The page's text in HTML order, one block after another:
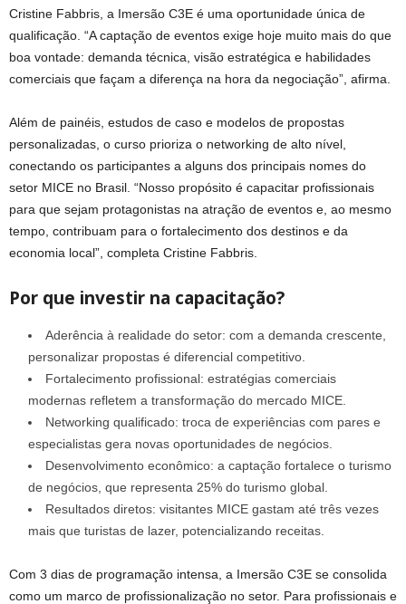
Cristine Fabbris, a Imersão C3E é uma oportunidade única de
qualificação. “A captação de eventos exige hoje muito mais do que
boa vontade: demanda técnica, visão estratégica e habilidades
comerciais que façam a diferença na hora da negociação”, afirma.
Além de painéis, estudos de caso e modelos de propostas
personalizadas, o curso prioriza o networking de alto nível,
conectando os participantes a alguns dos principais nomes do
setor MICE no Brasil. “Nosso propósito é capacitar profissionais
para que sejam protagonistas na atração de eventos e, ao mesmo
tempo, contribuam para o fortalecimento dos destinos e da
economia local”, completa Cristine Fabbris.
Por que investir na capacitação?
Aderência à realidade do setor: com a demanda crescente,
personalizar propostas é diferencial competitivo.
Fortalecimento profissional: estratégias comerciais
modernas refletem a transformação do mercado MICE.
Networking qualificado: troca de experiências com pares e
especialistas gera novas oportunidades de negócios.
Desenvolvimento econômico: a captação fortalece o turismo
de negócios, que representa 25% do turismo global.
Resultados diretos: visitantes MICE gastam até três vezes
mais que turistas de lazer, potencializando receitas.
Com 3 dias de programação intensa, a Imersão C3E se consolida
como um marco de profissionalização no setor. Para profissionais e